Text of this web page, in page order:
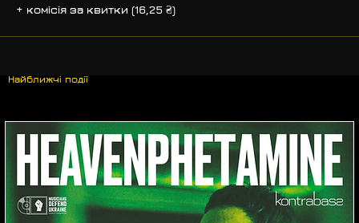
+ комісія за квитки (16,25 ₴)
Найближчі події